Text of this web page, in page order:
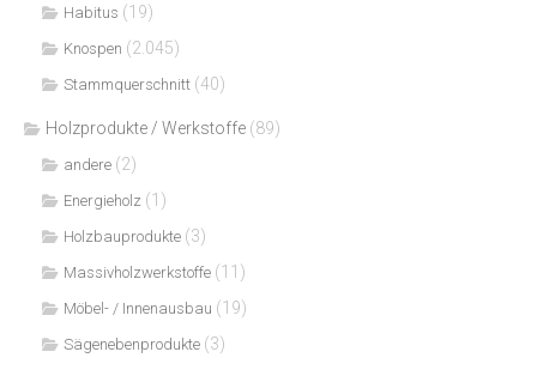
Habitus (19)
Knospen (2.045)
Stammquerschnitt (40)
Holzprodukte / Werkstoffe (89)
andere (2)
Energieholz (1)
Holzbauprodukte (3)
Massivholzwerkstoffe (11)
Möbel- / Innenausbau (19)
Sägenebenprodukte (3)